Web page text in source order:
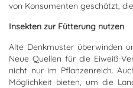
von Konsumenten geschätzt,
Insekten zur Fütterung nutzen
Alte Denkmuster überwinden
Neue Quellen für die Eiweiß-
nicht nur im Pflanzenreich.
Möglichkeit bieten, um die